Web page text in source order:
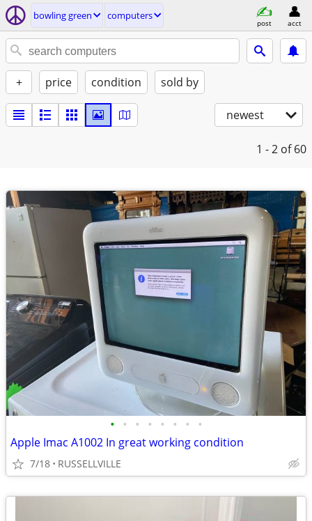
bowling green computers
post acct
+ price condition sold by
newest
1 - 2 of 60
• • • • • • • •
Apple Imac A1002 In great working condition
7/18 RUSSELLVILLE